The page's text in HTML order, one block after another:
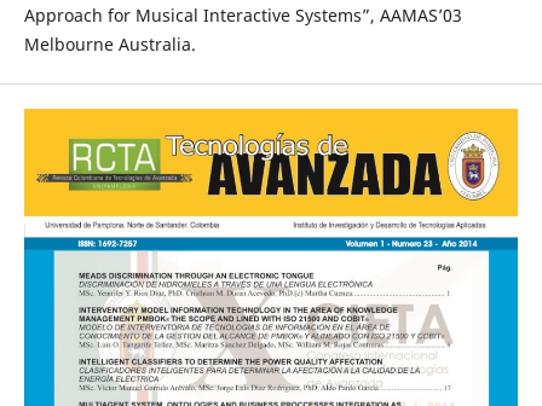
Approach for Musical Interactive Systems”, AAMAS’03
Melbourne Australia.